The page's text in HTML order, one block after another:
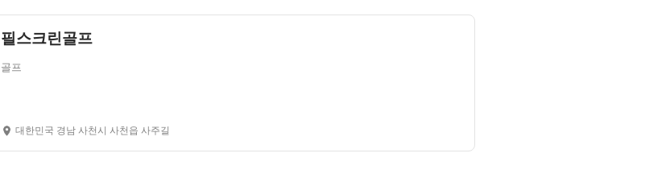
필스크린골프
골프
대한민국 경남 사천시 사천읍 사주길